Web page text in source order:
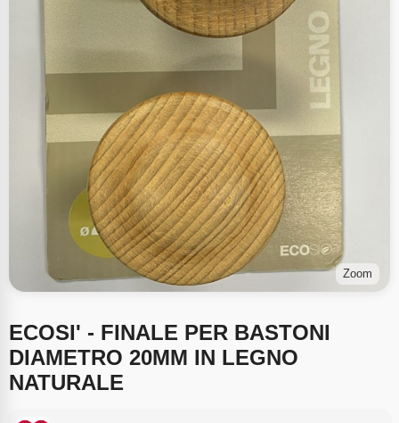
Zoom
ECOSI' - FINALE PER BASTONI
DIAMETRO 20MM IN LEGNO
NATURALE